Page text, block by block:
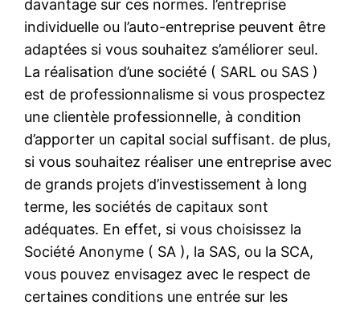
davantage sur ces normes. l’entreprise
individuelle ou l’auto-entreprise peuvent être
adaptées si vous souhaitez s’améliorer seul.
La réalisation d’une société ( SARL ou SAS )
est de professionnalisme si vous prospectez
une clientèle professionnelle, à condition
d’apporter un capital social suffisant. de plus,
si vous souhaitez réaliser une entreprise avec
de grands projets d’investissement à long
terme, les sociétés de capitaux sont
adéquates. En effet, si vous choisissez la
Société Anonyme ( SA ), la SAS, ou la SCA,
vous pouvez envisagez avec le respect de
certaines conditions une entrée sur les